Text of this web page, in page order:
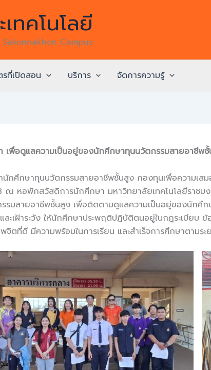
ทคโนโลยี
Campus
ที่เปิดสอน บริการ จัดการความรู้
เพื่อดูแลความเป็นอยู่ของนักศึกษาทุนนวัตกรรมสายอาชีพ
กศึกษาทุนนวัตกรรมสายอาชีพชั้นสูง กองทุนเพื่อความเส
อพักสวัสดิการนักศึกษา มหาวิทยาลัยเทคโนโลยีราชมง
มสายอาชีพชั้นสูง เพื่อติดตามดูแลความเป็นอยู่ของนักศึ
เฝ้าระวัง ให้นักศึกษาประพฤติปฏิบัติตนอยู่ในกฎระเบียบ
ดี มีความพร้อมในการเรียน และสำเร็จการศึกษาตามระ